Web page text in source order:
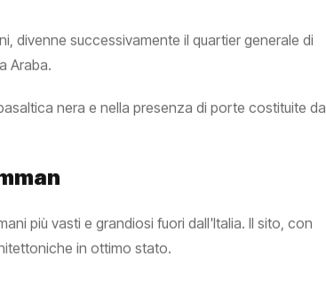
divenne successivamente il quartier generale di
Araba.
nera e nella presenza di porte costituite da
più vasti e grandiosi fuori dall'Italia. Il sito, con
in ottimo stato.